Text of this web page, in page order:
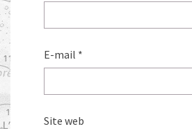
E-mail *
Site web